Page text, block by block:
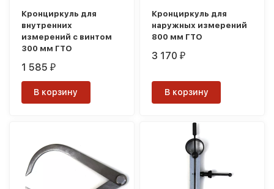
Кронциркуль для
внутренних
измерений с винтом
300 мм ГТО
1 585₽
В корзину
Кронциркуль для
наружных измерений
800 мм ГТО
3 170₽
В корзину